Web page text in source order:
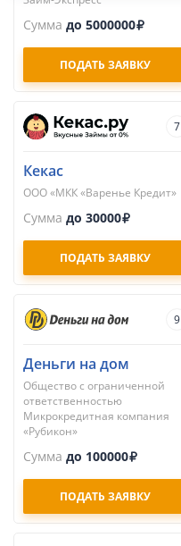
Сумма до 5000000
ПОДАТЬ ЗАЯВКУ
7
Кекас
ООО «МКК «Варенье Кредит»
Сумма до 30000
ПОДАТЬ ЗАЯВКУ
9
Деньги на дом
Общество с ограниченной
ответственностью
Микрокредитная компания
«Рубикон»
Сумма до 100000
ПОДАТЬ ЗАЯВКУ